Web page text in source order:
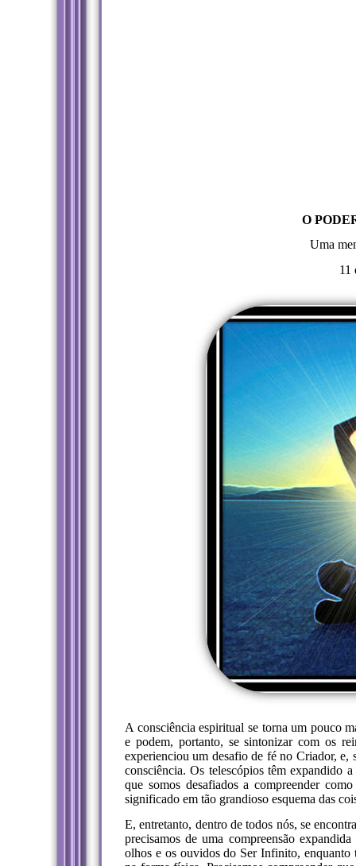
O
Uma
11
A consciência espiritual se torna um pouco
e podem, portanto, se sintonizar com os
experienciou um desafio de fé no Criador, e,
consciência. Os telescópios têm expandido
que somos desafiados a compreender
significado em tão grandioso esquema das
E, entretanto, dentro de todos nós, se
precisamos de uma compreensão
olhos e os ouvidos do Ser Infinito, enquanto